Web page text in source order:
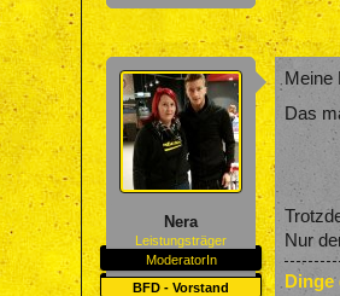
Nera
Leistungsträger
ModeratorIn
BFD - Vorstand
Meine
Das
Nur
Dinge